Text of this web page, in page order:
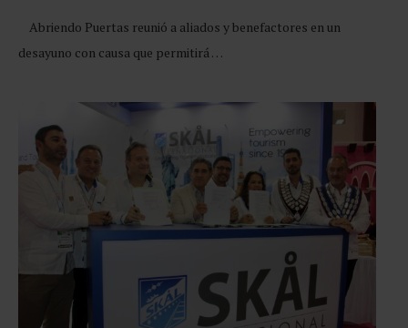
Abriendo Puertas reunió a aliados y benefactores en un
desayuno con causa que permitirá …